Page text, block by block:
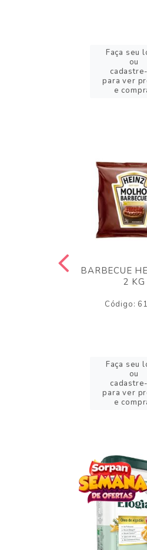
Faça seu
ou
para ver
e
BARBECUE
2 KG
Código:
Faça seu
ou
para ver
e